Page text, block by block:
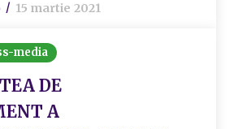
15 martie 2021
media
DE
A